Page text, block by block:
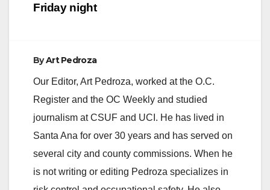
Friday night
ByArt Pedroza
Our Editor, Art Pedroza, worked at the O.C.
Register and the OC Weekly and studied
journalism at CSUF and UCI. He has lived in
Santa Ana for over 30 years and has served on
several city and county commissions. When he
is not writing or editing Pedroza specializes in